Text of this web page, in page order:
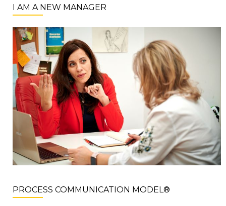
I AM A NEW MANAGER
PROCESS COMMUNICATION MODEL®